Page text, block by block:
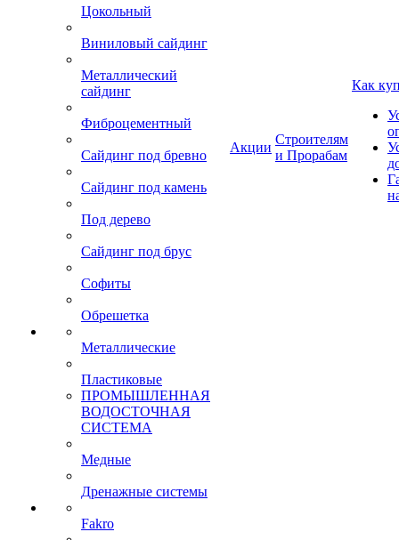
Цокольный
Виниловый сайдинг
Металлический
сайдинг
Фиброцементный
Сайдинг под бревно
Сайдинг под камень
Под дерево
Сайдинг под брус
Софиты
Обрешетка
Металлические
Пластиковые
ПРОМЫШЛЕННАЯ
ВОДОСТОЧНАЯ
СИСТЕМА
Медные
Дренажные системы
Fakro
Акции
Строителям
и Прорабам
Как